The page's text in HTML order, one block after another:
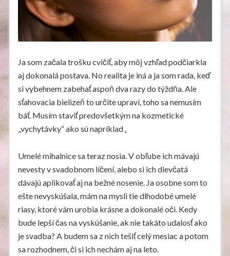
Ja som začala trošku cvičiť, aby môj vzhľad podčiarkla
aj dokonalá postava. No realita je iná a ja som rada, keď
si vybehnem zabehať aspoň dva razy do týždňa. Ale
sťahovacia bielizeň to určite upraví, toho sa nemusím
báť. Musím staviť predovšetkým na kozmetické
„vychytávky“ ako sú napríklad.
Umelé mihalnice sa teraz nosia. V obľube ich mávajú
nevesty v svadobnom líčení, alebo si ich dievčatá
dávajú aplikovať aj na bežné nosenie. Ja osobne som to
ešte nevyskúšala, mám na mysli tie dlhodobé umelé
riasy, ktoré vám urobia krásne a dokonalé oči. Kedy
bude lepší čas na vyskúšanie, ak nie takáto udalosť ako
je svadba? A budem sa z nich tešiť celý mesiac a potom
sa rozhodnem, či si ich nechám aj na leto.